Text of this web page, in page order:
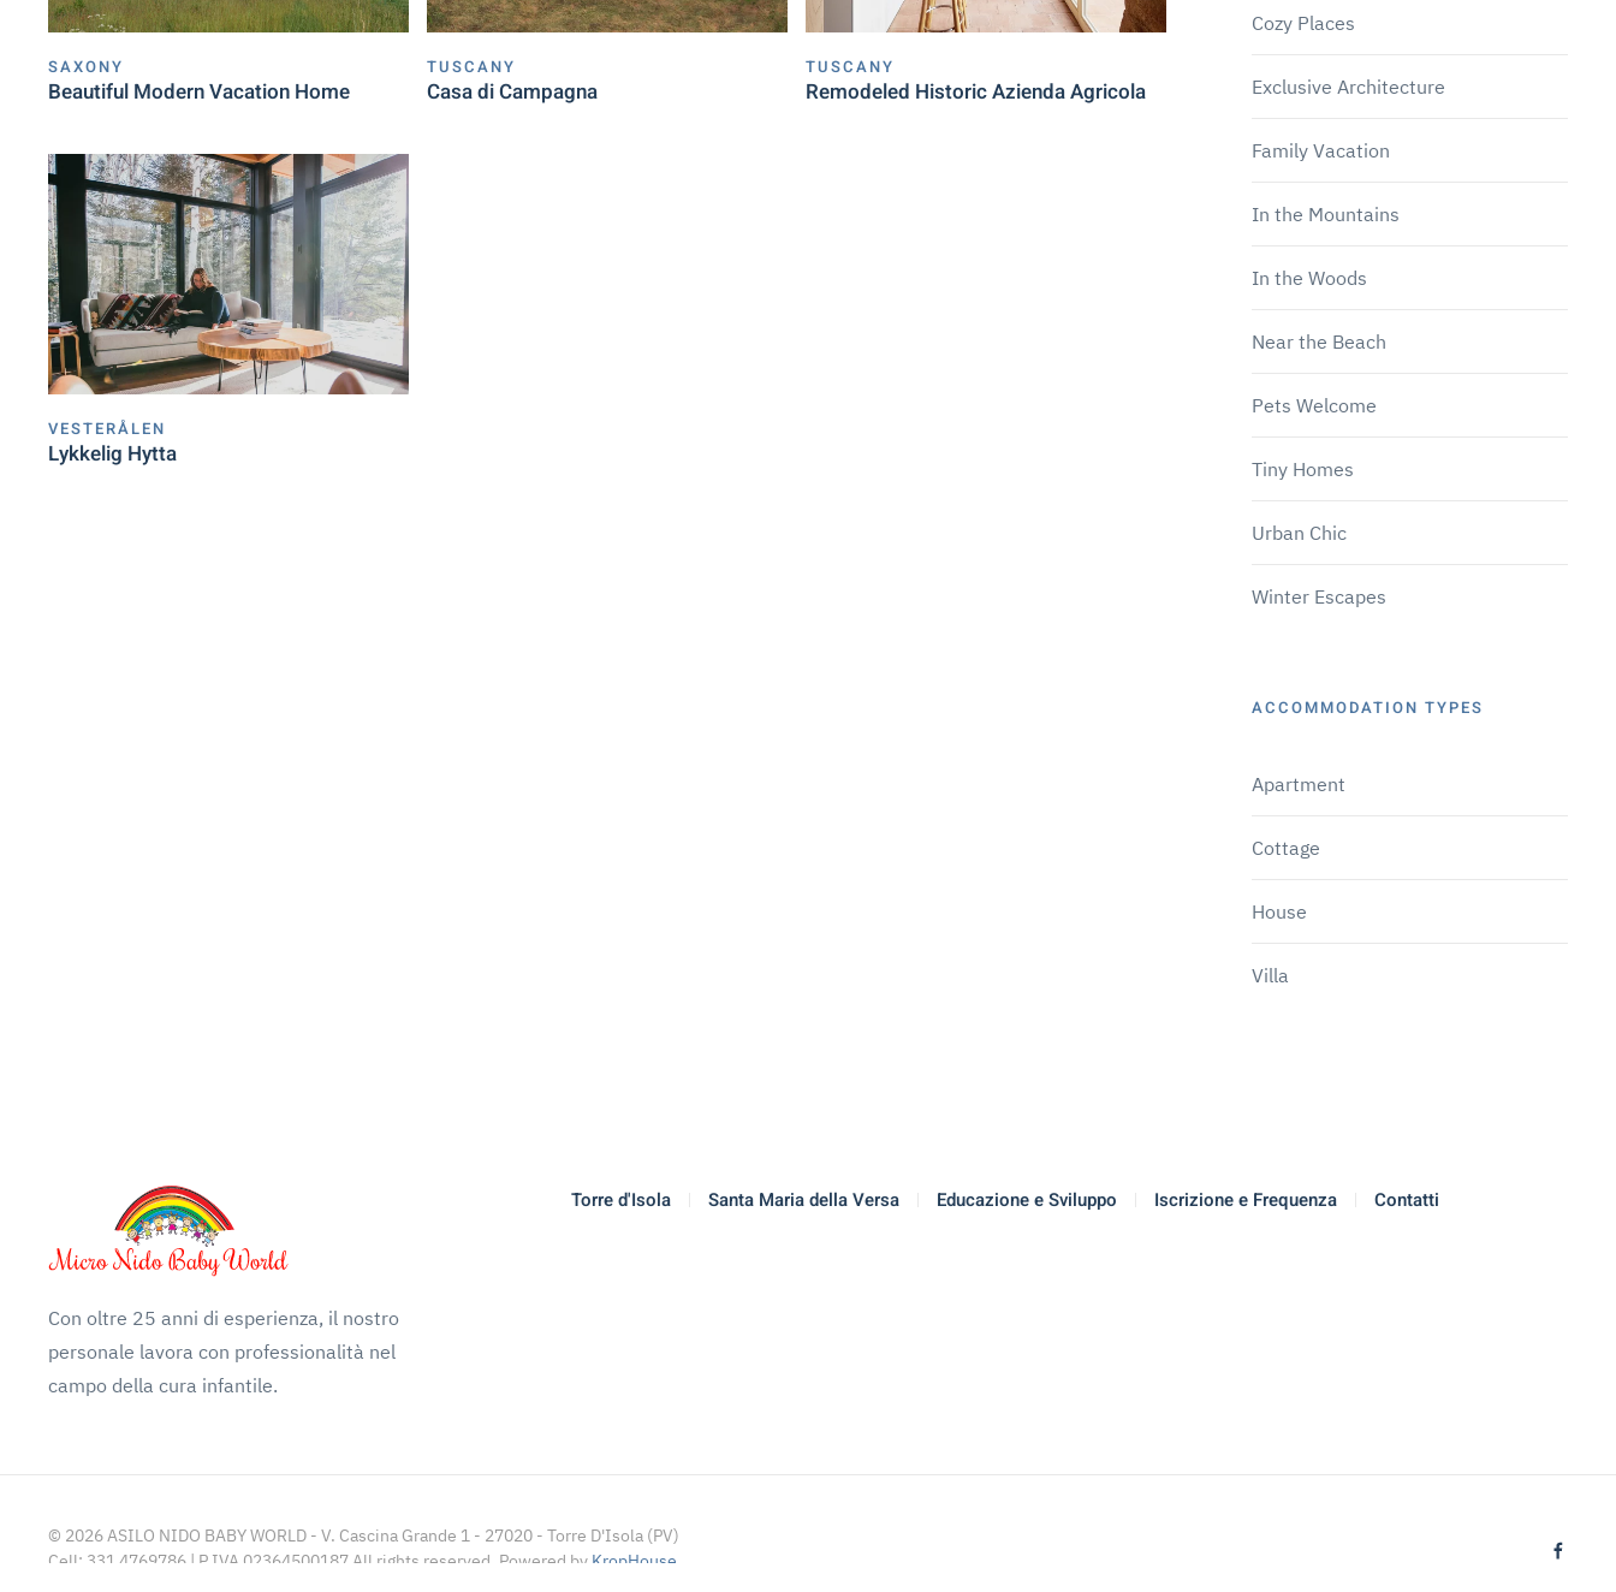
SAXONY
Beautiful Modern Vacation Home
TUSCANY
Casa di Campagna
TUSCANY
Remodeled Historic Azienda Agricola
VESTERÅLEN
Lykkelig Hytta
Cozy Places
Exclusive Architecture
Family Vacation
In the Mountains
In the Woods
Near the Beach
Pets Welcome
Tiny Homes
Urban Chic
Winter Escapes
ACCOMMODATION TYPES
Apartment
Cottage
House
Villa
Con oltre 25 anni di esperienza, il nostro
personale lavora con professionalità nel
campo della cura infantile.
Torre d'Isola Santa Maria della Versa Educazione e Sviluppo Iscrizione e Frequenza Contatti
© 2026ASILO NIDO BABY WORLD - V. Cascina Grande 1 - 27020 - Torre D'Isola (PV)
Cell: 331 4769786 | P.IVA 02364500187 All rights reserved. Powered by KropHouse